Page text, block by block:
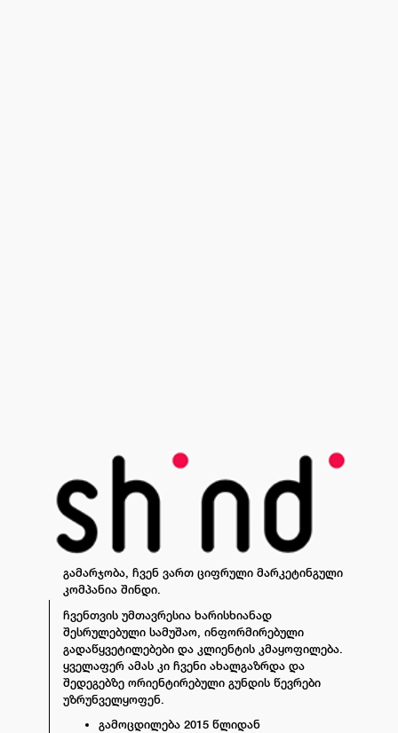
გამარჯობა, ჩვენ ვართ ციფრული მარკეტინგული
კომპანია შინდი.
ჩვენთვის უმთავრესია ხარისხიანად
შესრულებული სამუშაო, ინფორმირებული
გადაწყვეტილებები და კლიენტის კმაყოფილება.
ყველაფერ ამას კი ჩვენი ახალგაზრდა და
შედეგებზე ორიენტირებული გუნდის წევრები
უზრუნველყოფენ.
გამოცდილება 2015 წლიდან